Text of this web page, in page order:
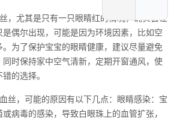
，尤其是只有一只眼睛红的情况，确实会让
偶尔出现，可能是因为环境因素，比如空
为了保护宝宝的眼睛健康，建议尽量避免
时保持家中空气清新，定期开窗通风，使
的选择。
丝，可能的原因有以下几点：眼睛感染：宝
病毒的感染，导致白眼珠上的血管扩张，